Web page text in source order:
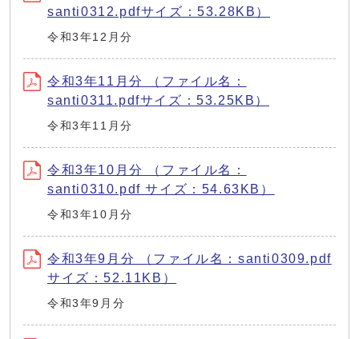
santi0312.pdfサイズ：53.28KB）
令和3年12月分
令和3年11月分 （ファイル名：
santi0311.pdfサイズ：53.25KB）
令和3年11月分
令和3年10月分 （ファイル名：
santi0310.pdf サイズ：54.63KB）
令和3年10月分
令和3年9月分 （ファイル名：santi0309.pdf
サイズ：52.11KB）
令和3年9月分